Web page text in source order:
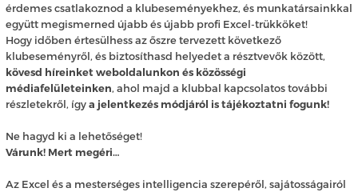
érdemes csatlakoznod a klubeseményekhez, és munkatársainkkal
együtt megismerned újabb és újabb profi Excel-trükköket!
Hogy időben értesülhess az őszre tervezett következő
klubeseményről, és biztosíthasd helyedet a résztvevők között,
kövesd híreinket weboldalunkon és közösségi
médiafelületeinken, ahol majd a klubbal kapcsolatos további
részletekről, ígya jelentkezés módjáról is tájékoztatni fogunk!
Ne hagyd ki a lehetőséget!
Várunk! Mert megéri…
Az Excel és a mesterséges intelligencia szerepéről, sajátosságairól